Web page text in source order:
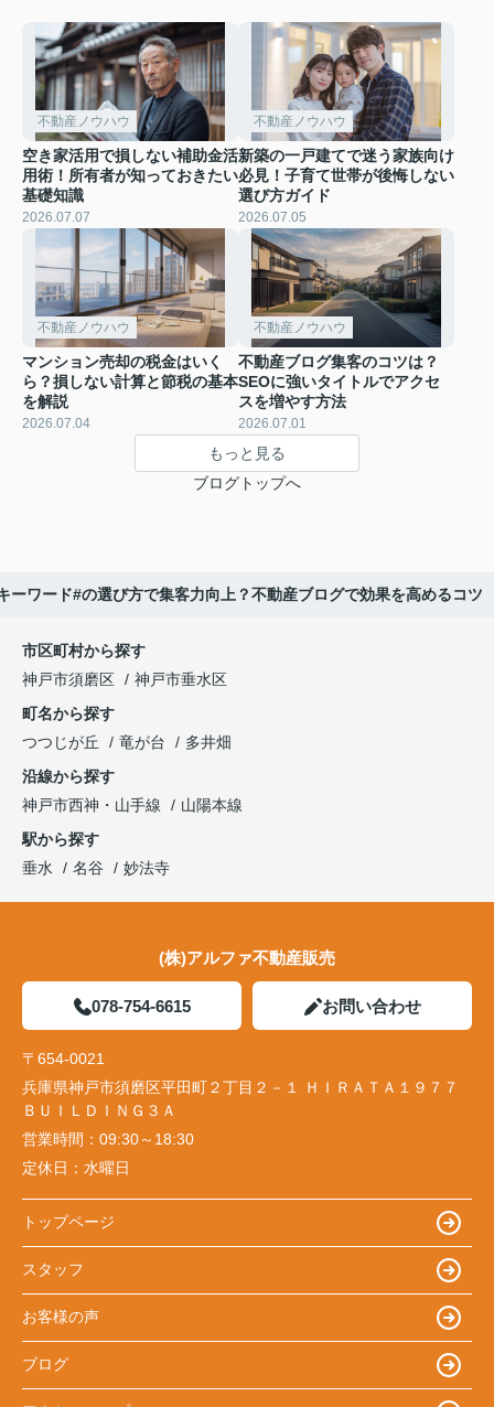
不動産ノウハウ
空き家活用で損しない補助金活
用術！所有者が知っておきたい
基礎知識
2026.07.07
不動産ノウハウ
新築の一戸建てで迷う家族向け
必見！子育て世帯が後悔しない
選び方ガイド
2026.07.05
不動産ノウハウ
マンション売却の税金はいく
ら？損しない計算と節税の基本
を解説
2026.07.04
不動産ノウハウ
不動産ブログ集客のコツは？
SEOに強いタイトルでアクセ
スを増やす方法
2026.07.01
もっと見る
ブログトップへ
ーワード#の選び方で集客力向上？不動産ブログで効果を高めるコツ
市区町村から探す
神戸市須磨区
神戸市垂水区
町名から探す
つつじが丘
竜が台
多井畑
沿線から探す
神戸市西神・山手線
山陽本線
駅から探す
垂水
名谷 妙法寺
(株)アルファ不動産販売
078-754-6615 お問い合わせ
〒654-0021
兵庫県神戸市須磨区平田町２丁目２－１ ＨＩＲＡＴＡ１９７７
ＢＵＩＬＤＩＮＧ３Ａ
営業時間： 09:30～18:30
定休日： 水曜日
トップページ
スタッフ
お客様の声
ブログ